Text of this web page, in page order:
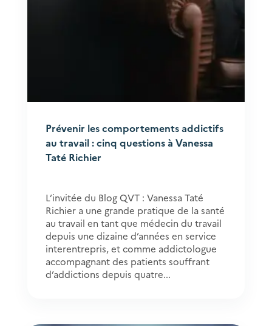
Prévenir les comportements addictifs
au travail : cinq questions à Vanessa
Taté Richier
L’invitée du Blog QVT : Vanessa Taté
Richier a une grande pratique de la santé
au travail en tant que médecin du travail
depuis une dizaine d’années en service
interentrepris, et comme addictologue
accompagnant des patients souffrant
d’addictions depuis quatre...